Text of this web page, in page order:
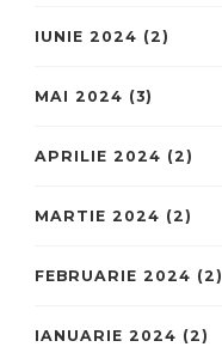
IUNIE 2024 (2)
MAI 2024 (3)
APRILIE 2024 (2)
MARTIE 2024 (2)
FEBRUARIE 2024 (2)
IANUARIE 2024 (2)